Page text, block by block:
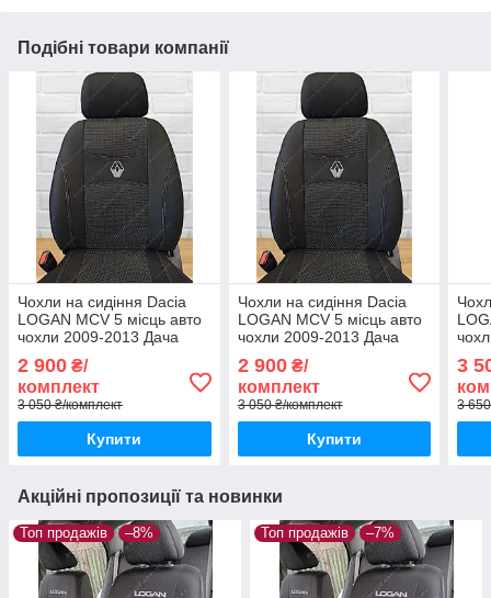
Подібні товари компанії
Чохли на сидіння Dacia
LOGAN MCV 5 місць авто
чохли 2009-2013 Дача
суцільна)
2 900 ₴/
комплект
3 050 ₴/комплект
Купити
Чохли на сидіння Dacia
LOGAN MCV 5 місць авто
чохли 2009-2013 Дача
роздільна)
2 900₴/
комплект
3 050 ₴/комплект
Купити
3
3
Акційні пропозиції та новинки
Топ продажів –8% Топ продажів –7%